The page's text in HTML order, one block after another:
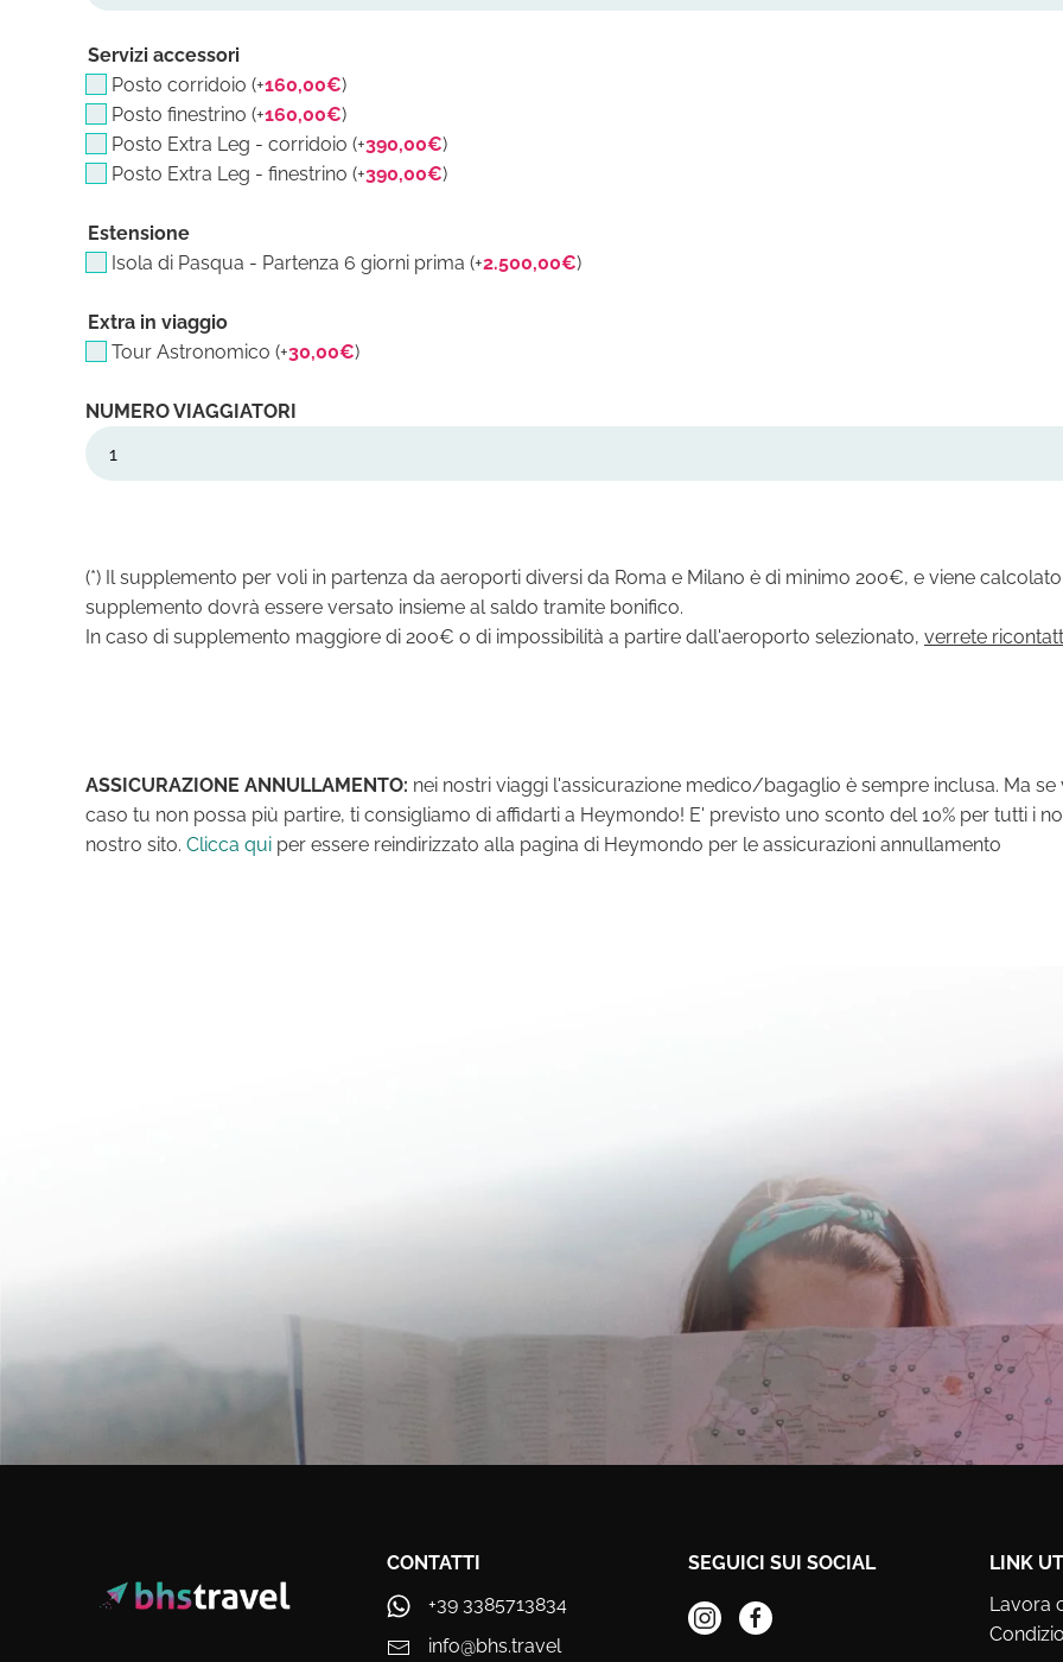
Servizi accessori
Posto corridoio (+160,00€)
Posto finestrino (+160,00€)
Posto Extra Leg - corridoio (+390,00€)
Posto Extra Leg - finestrino (+390,00€)
Estensione
Isola di Pasqua - Partenza 6 giorni prima (+2.500,00€)
Extra in viaggio
Tour Astronomico (+30,00€)
(*) Il supplemento per voli in partenza da aeroporti diversi da Roma e Milano è di minimo 200€, e viene
supplemento dovrà essere versato insieme al saldo tramite bonifico.
In caso di supplemento maggiore di 200€ o di impossibilità a partire dall'aeroporto selezionato, verrete
ASSICURAZIONE ANNULLAMENTO: nei nostri viaggi l'assicurazione medico/bagaglio è sempre inclusa. Ma
caso tu non possa più partire, ti consigliamo di affidarti a Heymondo! E' previsto uno sconto del 10% per tutti i
nostro sito. Clicca qui per essere reindirizzato alla pagina di Heymondo per le assicurazioni annullamento
CONTATTI
+39 3385713834
info@bhs.travel
SEGUICI SUI SOCIAL
LINK
Lavora